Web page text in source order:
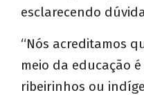
esclarecendo
“Nós acreditamos
meio da educação
ribeirinhos ou